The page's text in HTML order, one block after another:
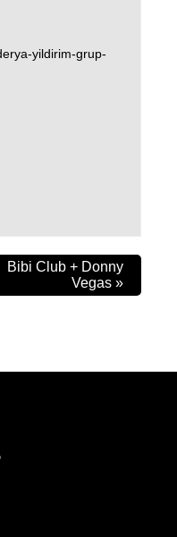
yildirim-grup-
Bibi Club + Donny
Vegas »